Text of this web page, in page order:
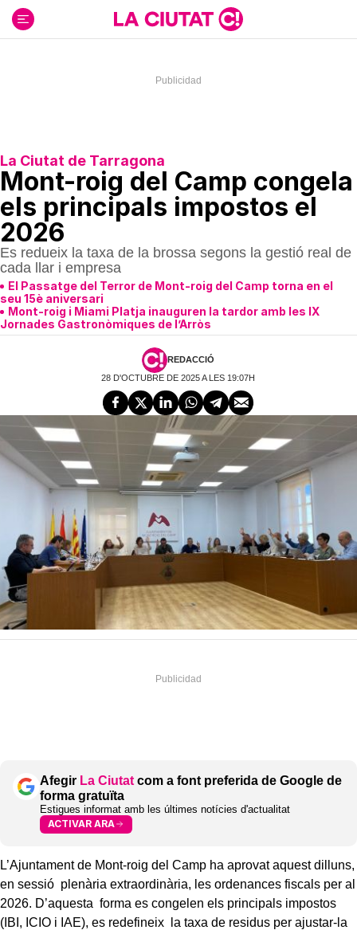
contenido
La Ciutat de Tarragona
Mont-roig del Camp congela
els principals impostos el
2026
Es redueix la taxa de la brossa segons la gestió real de
cada llar i empresa
El Passatge del Terror de Mont-roig del Camp torna en el
seu 15è aniversari
Mont-roig i Miami Platja inauguren la tardor amb les IX
Jornades Gastronòmiques de l’Arròs
REDACCIÓ
28 D'OCTUBRE DE 2025 A LES 19:07H
Afegir La Ciutat com a font preferida de Google de
forma gratuïta
Estigues informat amb les últimes notícies d'actualitat
ACTIVAR ARA
L’Ajuntament de Mont-roig del Camp ha aprovat aquest dilluns,
en sessió plenària extraordinària, les ordenances fiscals per al
2026. D’aquesta forma es congelen els principals impostos
(IBI, ICIO i IAE), es redefineix la taxa de residus per ajustar-la